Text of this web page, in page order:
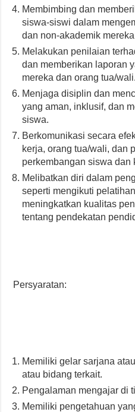
Membimbing dan
siswa-siswi dalam
dan non-akademik
Melakukan penilaian
dan memberikan laporan
mereka dan orang tua/wali.
Menjaga disiplin dan
yang aman, inklusif, dan
siswa.
Berkomunikasi secara
kerja, orang tua/wali, dan
perkembangan siswa dan
Melibatkan diri dalam
seperti mengikuti
meningkatkan kualitas
tentang pendekatan
Persyaratan:
Memiliki gelar sarjana
atau bidang terkait.
Pengalaman mengajar di
Memiliki pengetahuan